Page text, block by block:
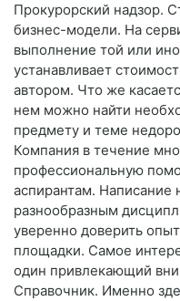
Прокурорский надзор.
бизнес-модели. На
выполнение той или
устанавливает
автором. Что же
нем можно найти
предмету и теме
Компания в течение
профессиональную
аспирантам. Написание
разнообразным
уверенно доверить
площадки. Самое
один привлекающий
Справочник. Именно